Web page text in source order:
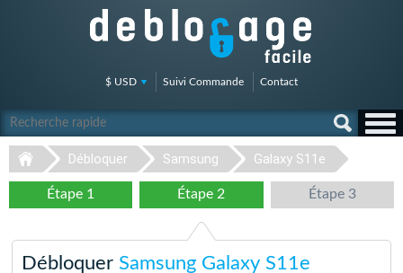
$ USD Suivi Commande Contact
Débloquer Samsung Galaxy S11e
Étape 1 Étape 2 Étape 3
Débloquer Samsung Galaxy S11e